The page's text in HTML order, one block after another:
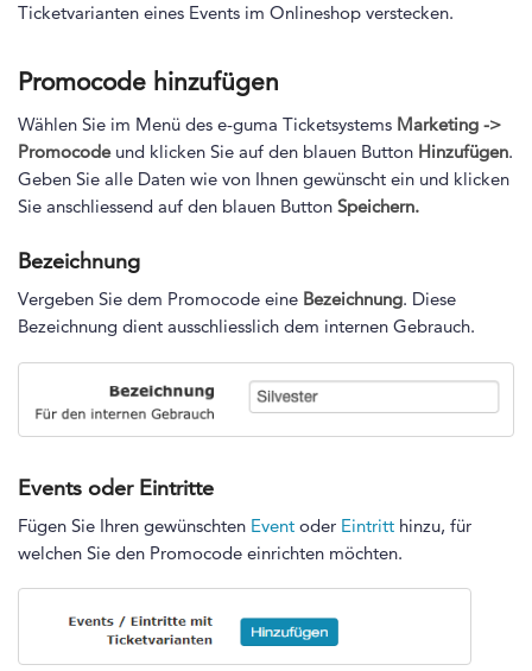
Ticketvarianten eines Events im Onlineshop verstecken.
Promocode hinzufügen
Wählen Sie im Menü des e-guma Ticketsystems Marketing ->
Promocode und klicken Sie auf den blauen Button Hinzufügen.
Geben Sie alle Daten wie von Ihnen gewünscht ein und klicken
Sie anschliessend auf den blauen Button Speichern.
Bezeichnung
Vergeben Sie dem Promocode eine Bezeichnung. Diese
Bezeichnung dient ausschliesslich dem internen Gebrauch.
Events oder Eintritte
Fügen Sie Ihren gewünschten Event oder Eintritt hinzu, für
welchen Sie den Promocode einrichten möchten.